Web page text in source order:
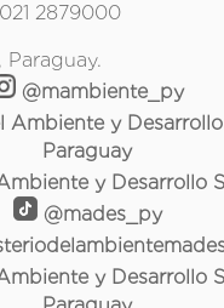
2879000
Paraguay.
@mambiente_py
y
Paraguay
y Desarrollo
@mades_py
y Desarrollo